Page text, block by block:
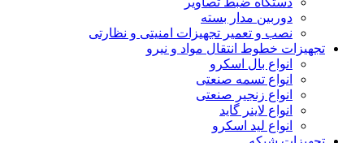
دوربین مدار بسته
نصب و تعمیر تجهیزات امنیتی و نظارتی
تجهیزات خطوط انتقال مواد و نیرو
انواع بال اسکرو
انواع تسمه صنعتی
انواع زنجیر صنعتی
انواع لاینر گاید
انواع لید اسکرو